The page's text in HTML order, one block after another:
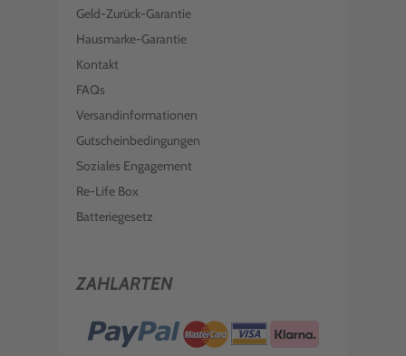
Geld-Zurück-Garantie
Hausmarke-Garantie
Kontakt
FAQs
Versandinformationen
Gutscheinbedingungen
Soziales Engagement
Re-Life Box
Batteriegesetz
ZAHLARTEN